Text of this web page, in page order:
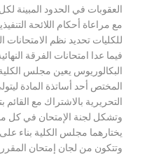
العقوبات في الحدود المبينة
مع مراعاة أحكام اللائحة
للكليات تحديد نظم الامتحانات
فيما عدا امتحانات الفرقة
البكالوريوس يعين مجلس
المختص أحد أساتذة المادة
التحريرية بالاشتراك مع القائم
وتشكل لجنة الإمتحان في كل
يختارهما مجلس الكلية بناء
وتتكون من لجان إمتحان